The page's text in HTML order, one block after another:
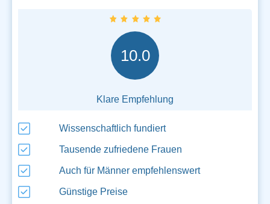
10.0
Klare Empfehlung
Wissenschaftlich fundiert
Tausende zufriedene Frauen
Auch für Männer empfehlenswert
Günstige Preise